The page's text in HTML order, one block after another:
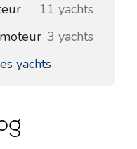
11 yachts
3 yachts
yachts